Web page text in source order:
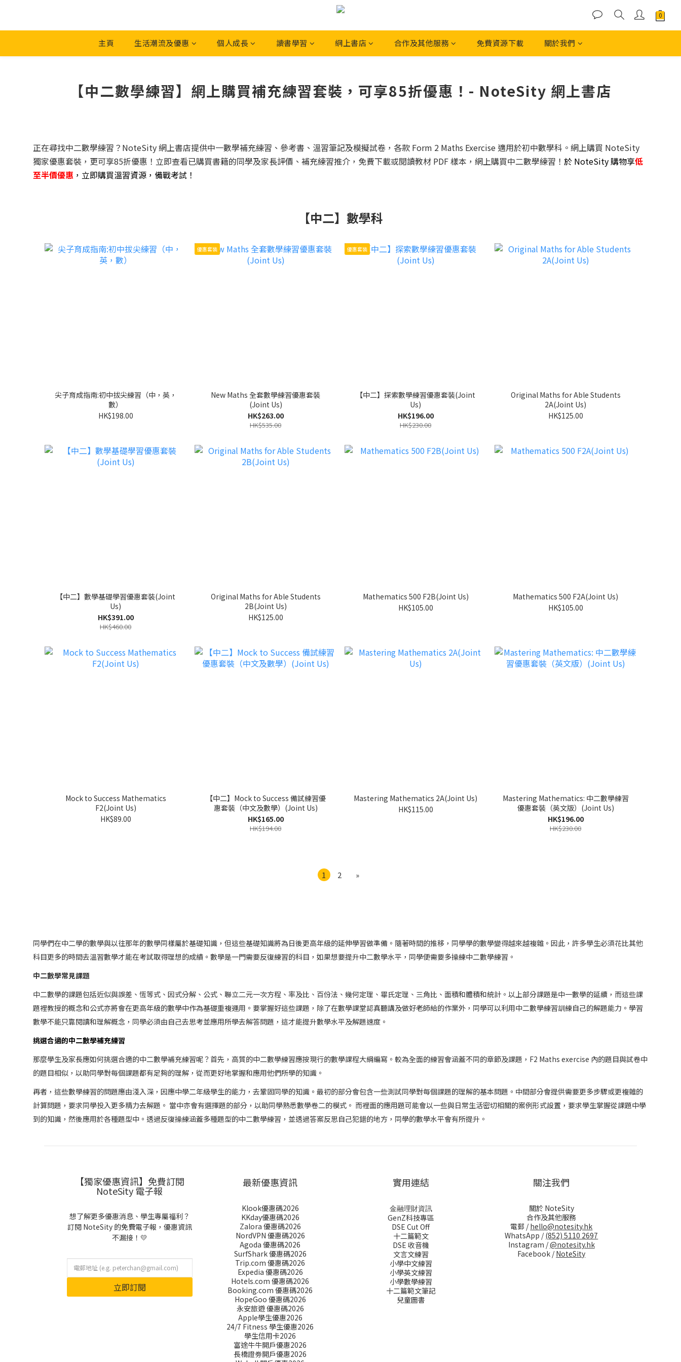
主頁 生活潮流及優惠 個人成長 讀書學習 網上書店 合作及其他服務 免費資源下載 關於我們
【中二數學練習】網上購買補充練習套裝，可享85折優惠！- NoteSity 網上書店
正在尋找中二數學練習？NoteSity 網上書店提供中一數學補充練習、參考書、溫習筆記及模擬試卷，各款 Form 2 Maths Exercise 適用於初中數學科。網上購買 NoteSity
獨家優惠套裝，更可享85折優惠！立即查看已購買書籍的同學及家長評價、補充練習推介，免費下載或閱讀教材 PDF 樣本，網上購買中二數學練習！ 於 NoteSity 購物享低
至半價優惠 ，立即購買溫習資源，備戰考試！
【中二】數學科
尖子育成指南:初中拔尖練習（中，英，
數）
HK$198.00
優惠套裝
New Maths 全套數學練習優惠套裝
(Joint Us)
HK$263.00
HK$535.00
優惠套裝
【中二】探索數學練習優惠套裝(Joint
Us)
HK$196.00
HK$230.00
Original Maths for Able Students
2A(Joint Us)
HK$125.00
【中二】數學基礎學習優惠套裝(Joint
Us)
HK$391.00
HK$460.00
Original Maths for Able Students
2B(Joint Us)
HK$125.00
Mathematics 500 F2B(Joint Us)
HK$105.00
Mathematics 500 F2A(Joint Us)
HK$105.00
Mock to Success Mathematics
F2(Joint Us)
HK$89.00
【中二】Mock to Success 備試練習優
惠套裝（中文及數學）(Joint Us)
HK$165.00
HK$194.00
Mastering Mathematics 2A(Joint Us)
HK$115.00
Mastering Mathematics: 中二數學練習
優惠套裝（英文版）(Joint Us)
HK$196.00
HK$230.00
1 2 »
同學們在中二學的數學與以往那年的數學同樣屬於基礎知識，但這些基礎知識將為日後更高年級的延伸學習做準備。隨著時間的推移，同學學的數學變得越來越複雜。因此，許多學生必須花比其他
科目更多的時間去溫習數學才能在考試取得理想的成績。數學是一門需要反復練習的科目，如果想要提升中二數學水平，同學便需要多操練中二數學練習。
中二數學常見課題
中二數學的課題包括近似與誤差、恆等式、因式分解、公式、聯立二元一次方程、率及比、百份法、幾何定理、畢氏定理、三角比、面積和體積和統計。以上部分課題是中一數學的延續，而這些課
題裡教授的概念和公式亦將會在更高年級的數學中作為基礎重複運用。要掌握好這些課題，除了在數學課堂認真聽講及做好老師給的作業外，同學可以利用中二數學練習訓練自己的解題能力。學習
數學不能只靠閱讀和理解概念，同學必須由自己去思考並應用所學去解答問題，這才能提升數學水平及解題速度。
挑選合適的中二數學補充練習
那麼學生及家長應如何挑選合適的中二數學補充練習呢？首先，高質的中二數學練習應按現行的數學課程大綱編寫。較為全面的練習會涵蓋不同的章節及課題，F2 Maths exercise 內的題目與試卷中
的題目相似，以助同學對每個課題都有足夠的理解，從而更好地掌握和應用他們所學的知識。
再者，這些數學練習的問題應由淺入深，因應中學二年級學生的能力，去鞏固同學的知識。最初的部分會包含一些測試同學對每個課題的理解的基本問題。中間部分會提供需要更多步驟或更複雜的
計算問題，要求同學投入更多精力去解題。 當中亦會有選擇題的部分，以助同學熟悉數學卷二的模式。 而裡面的應用題可能會以一些與日常生活密切相關的案例形式設置，要求學生掌握從課題中學
到的知識，然後應用於各種題型中。透過反復操練涵蓋多種題型的中二數學練習，並透過答案反思自己犯錯的地方，同學的數學水平會有所提升。
【獨家優惠資訊】免費訂閱
NoteSity 電子報
想了解更多優惠消息、學生專屬福利？
訂閱 NoteSity 的免費電子報，優惠資訊
不漏接！💛
立即訂閱
最新優惠資訊
Klook優惠碼2026
KKday優惠碼2026
Zalora 優惠碼2026
NordVPN 優惠碼2026
Agoda 優惠碼2026
SurfShark 優惠碼2026
Trip.com 優惠碼2026
Expedia 優惠碼2026
Hotels.com 優惠碼2026
Booking.com 優惠碼2026
HopeGoo 優惠碼2026
永安旅遊 優惠碼2026
Apple學生優惠2026
24/7 Fitness 學生優惠2026
學生信用卡2026
富途牛牛開戶優惠2026
長橋證劵開戶優惠2026
實用連結
金融理財資訊
GenZ科技專區
DSE Cut Off
十二篇範文
DSE 收音機
文言文練習
小學中文練習
小學英文練習
小學數學練習
十二篇範文筆記
兒童圖書
關注我們
關於 NoteSity
合作及其他服務
電郵 /hello@notesity.hk
WhatsApp /(852) 5110 2697
Instagram /@notesity.hk
Facebook /NoteSity